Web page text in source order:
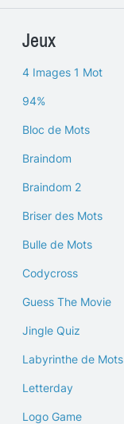
Jeux
4 Images 1 Mot
94%
Bloc de Mots
Braindom
Braindom 2
Briser des Mots
Bulle de Mots
Codycross
Guess The Movie
Jingle Quiz
Labyrinthe de Mots
Letterday
Logo Game